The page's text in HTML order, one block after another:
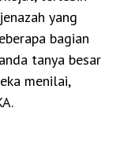
yang
bagian
tanya besar
menilai,